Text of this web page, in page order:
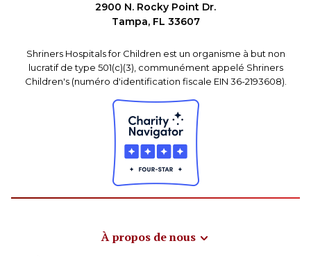
2900 N. Rocky Point Dr.
Tampa, FL 33607
Shriners Hospitals for Children est un organisme à but non
lucratif de type 501(c)(3), communément appelé Shriners
Children's (numéro d'identification fiscale EIN 36-2193608).
À propos de nous